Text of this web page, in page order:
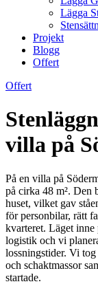
Lägga
Projekt
Blogg
Offert
Offert
villa på
På en villa på
på cirka 48 m². Den
huset, vilket gav
för personbilar, rätt
kvarteret. Läget inne
logistik och vi
lossningstider. Vi
och schaktmassor
startade.